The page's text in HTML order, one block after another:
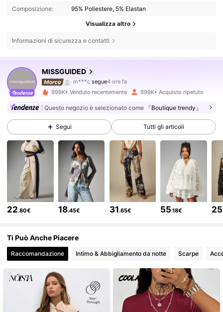
Composizione: 95% Poliestere, 5% Elastan
Visualizza altro
Informazioni di sicurezza e contatti
MISSGUIDED
m***csegue
m***rsta navigando
4.83
3M Follower
4.83 3M Follower
4.83 3M Follower
4.83 3M Follower
4.83 3M Follower
3M Follower
999K+ Venduto recentemente 999K+ Acquisto ripetuto
Questo negozio è selezionato come 「Boutique trendy」
Segui Tutti gli articoli
22.80€ 18.45€ 31.65€ 55.18€ 25
Ti Può Anche Piacere
Raccomandazione Intimo & Abbigliamento da notte Scarpe